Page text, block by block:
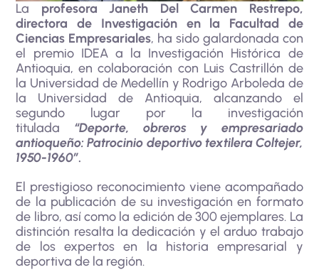
La profesora Janeth Del Carmen Restrepo,
directora de Investigación en la Facultad de
Ciencias Empresariales, ha sido galardonada con
el premio IDEA a la Investigación Histórica de
Antioquia, en colaboración con Luis Castrillón de
la Universidad de Medellín y Rodrigo Arboleda de
la Universidad de Antioquia, alcanzando el
segundo lugar por la investigación
titulada “Deporte, obreros y empresariado
antioqueño: Patrocinio deportivo textilera Coltejer,
1950-1960”.
El prestigioso reconocimiento viene acompañado
de la publicación de su investigación en formato
de libro, así como la edición de 300 ejemplares. La
distinción resalta la dedicación y el arduo trabajo
de los expertos en la historia empresarial y
deportiva de la región.